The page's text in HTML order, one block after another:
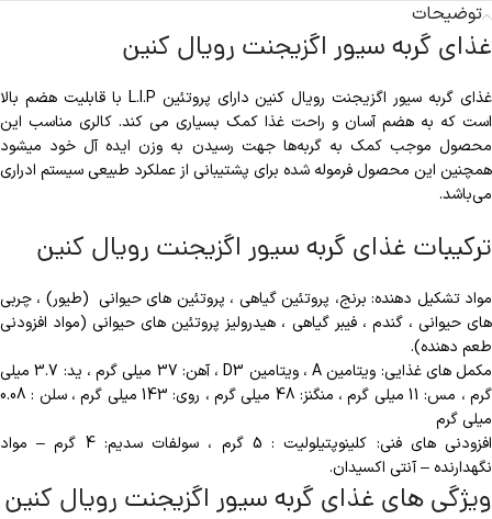
توضیحات
غذای گربه سیور اگزیجنت رویال کنین
غذای گربه سیور اگزیجنت رویال کنین دارای پروتئین L.I.P با قابلیت هضم بالا
است که به هضم آسان و راحت غذا کمک بسیاری می کند. کالری مناسب این
محصول موجب کمک به گربه‌ها جهت رسیدن به وزن ایده آل خود میشود
همچنین این محصول فرموله شده برای پشتیبانی از عملکرد طبیعی سیستم ادراری
می‌باشد.
ترکیبات غذای گربه سیور اگزیجنت رویال کنین
مواد تشکیل دهنده: برنج، پروتئین گیاهی ، پروتئین های حیوانی (طیور) ، چربی
های حیوانی ، گندم ، فیبر گیاهی ، هیدرولیز پروتئین های حیوانی (مواد افزودنی
طعم دهنده).
مکمل های غذایی: ویتامین A ، ویتامین D3 ، آهن: 37 میلی گرم ، ید: 3.7 میلی
گرم ، مس: 11 میلی گرم ، منگنز: 48 میلی گرم ، روی: 143 میلی گرم ، سلن : 0.08
میلی گرم
افزودنی های فنی: کلینوپتیلولیت : 5 گرم ، سولفات سدیم: 4 گرم – مواد
نگهدارنده – آنتی اکسیدان.
ویژگی های غذای گربه سیور اگزیجنت رویال کنین